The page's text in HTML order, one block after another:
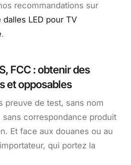
recommandations sur
LED pour TV
.
FCC : obtenir des
et opposables
preuve de test, sans nom
sans correspondance produit
Et face aux douanes ou au
qui portez la